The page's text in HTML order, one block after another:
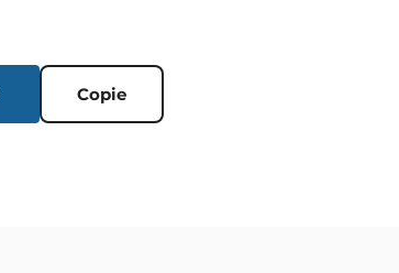
Copie